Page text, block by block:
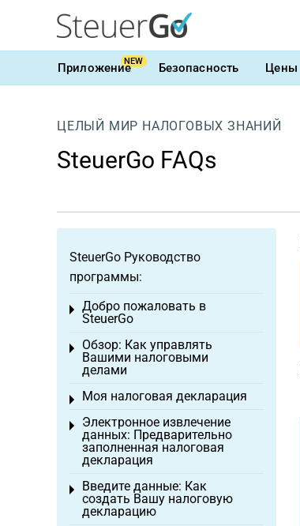
ПриложениеNEW Безопасность Цены
ЦЕЛЫЙ МИР НАЛОГОВЫХ ЗНАНИЙ
SteuerGo FAQs
SteuerGo Руководство
программы:
Добро пожаловать в
SteuerGo
Toggle menu
Обзор: Как управлять
Вашими налоговыми
делами
Toggle menu
Моя налоговая декларация
Toggle menu
Электронное извлечение
данных: Предварительно
заполненная налоговая
декларация
Toggle menu
Введите данные: Как
создать Вашу налоговую
декларацию
Toggle menu